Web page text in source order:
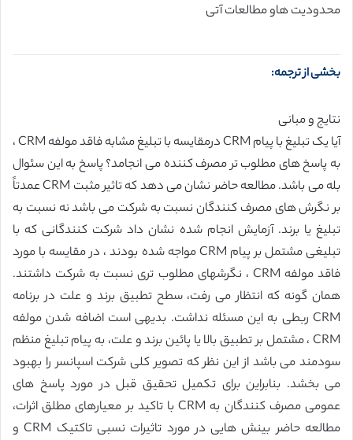
محدودیت هاو مطالعات آتی
بخشی از ترجمه:
نتایج و مبانی
آیا یک تبلیغ با پیام CRM درمقایسه با تبلیغ مشابه فاقد مولفه CRM ،
به پاسخ های مطلوب تر مصرف کننده می انجامد؟ پاسخ به این سئوال
بله می باشد. مطالعه حاضر نشان می دهد که تاثیر مثبت CRM عمدتاً
بر نگرش های مصرف کنندگان نسبت به شرکت می باشد نه نسبت به
تبلیغ یا برند. آزمایش انجام شده نشان داد شرکت کنندگانی که با
تبلیغی مشتمل بر پیام CRM مواجه شده بودند ، در مقایسه با مورد
فاقد مولفه CRM ، نگرشهای مطلوب تری نسبت به شرکت داشتند.
همان گونه که انتظار می رفت، سطح تطبیق برند و علت در برنامه
CRM ربطی به این مسئله نداشت. بدیهی است اضافه شدن مولفه
CRM ، مشتمل بر تطبیق بالا یا پائین برند و علت، به پیام تبلیغ منظم
سودمند می باشد از این نظر که تصویر کلی شرکت اسپانسر را بهبود
می بخشد. بنابراین برای تکمیل تحقیق قبل در مورد پاسخ های
عمومی مصرف کنندگان به CRM با تاکید بر معیارهای مطلق اثرات،
مطالعه حاضر بینش هایی در مورد تاثیرات نسبی تاکتیک CRM و